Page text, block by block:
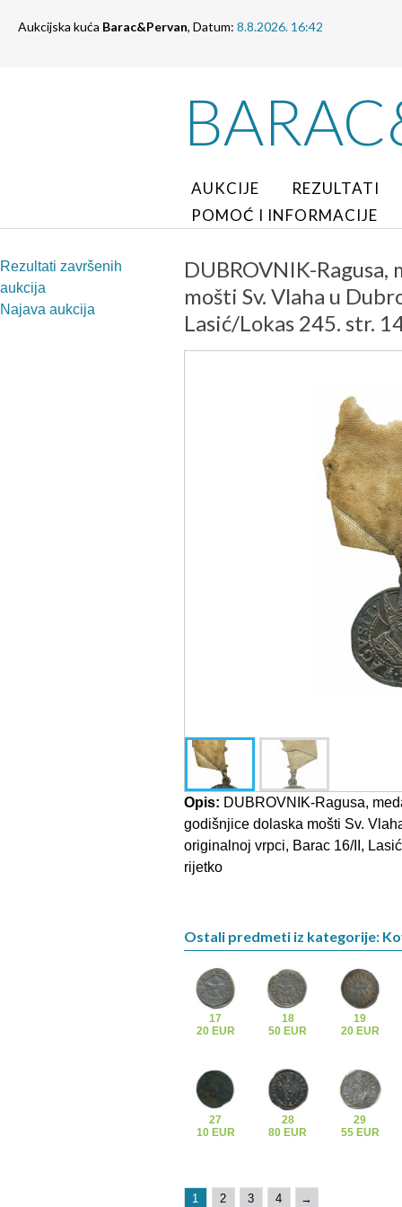
Aukcijska kuća Barac&Pervan, Datum: 8.8.2026. 16:42
AUKCIJE
REZULTATI
POMOĆ I INFORMACIJE
Rezultati završenih
aukcija
Najava aukcija
DUBROVNIK-
mošti Sv. Vlaha u
Lasić/Lokas 245. str.
Opis: DUBROVNIK-Ragusa,
godišnjice dolaska mošti Sv.
originalnoj vrpci, Barac 16/II,
rijetko
Ostali predmeti iz kategorije:
17
20 EUR
18
50 EUR
19
20 EUR
27
10 EUR
28
80 EUR
29
55 EUR
1 2 3 4 →